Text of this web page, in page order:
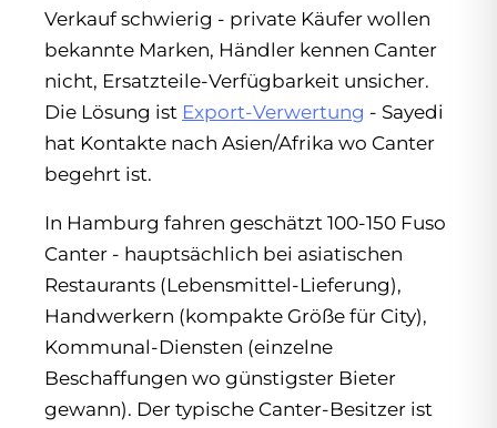
Verkauf schwierig - private Käufer wollen
bekannte Marken, Händler kennen Canter
nicht, Ersatzteile-Verfügbarkeit unsicher.
Die Lösung ist Export-Verwertung - Sayedi
hat Kontakte nach Asien/Afrika wo Canter
begehrt ist.
In Hamburg fahren geschätzt 100-150 Fuso
Canter - hauptsächlich bei asiatischen
Restaurants (Lebensmittel-Lieferung),
Handwerkern (kompakte Größe für City),
Kommunal-Diensten (einzelne
Beschaffungen wo günstigster Bieter
gewann). Der typische Canter-Besitzer ist